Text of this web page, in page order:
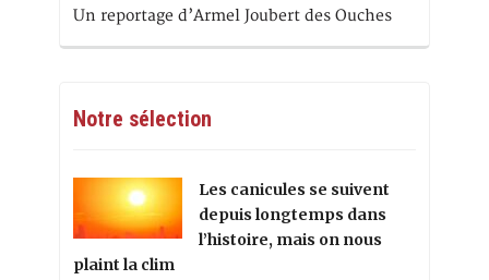
Un reportage d’Armel Joubert des Ouches
Notre sélection
Les canicules se suivent
depuis longtemps dans
l’histoire, mais on nous
plaint la clim